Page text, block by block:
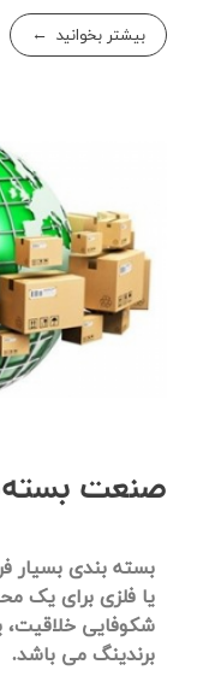
بیشتر بخوانید
صنعت
بسته بندی بسیار
یا فلزی برای یک
شکوفایی خلاقیت،
برندینگ می باشد.